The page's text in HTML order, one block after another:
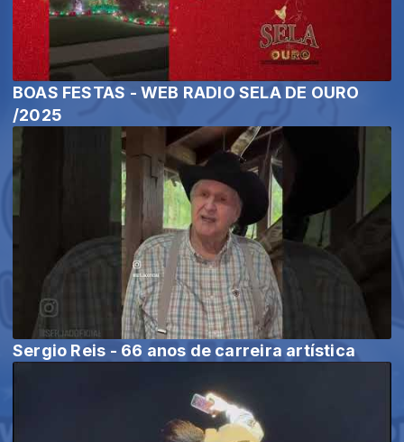
BOAS FESTAS - WEB RADIO SELA DE OURO
/2025
Sergio Reis - 66 anos de carreira artística